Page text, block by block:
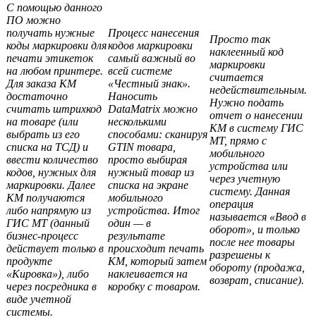
С помощью данного
ПО можно
получать нужные
коды маркировки для
печати этикеток
на любом принтере.
Для заказа КМ
достаточно
считать штрихкод
на товаре (или
выбрать из его
списка на ТСД) и
ввести количество
кодов, нужных для
маркировки. Далее
КМ получаются
либо напрямую из
ГИС МТ (данный
бизнес-процесс
действует только в
продукте
«Кировка»), либо
через посредника в
виде учетной
системы.
Процесс нанесения
кодов маркировки
самый важный во
всей системе
«Честный знак».
Наносить
DataMatrix можно
несколькими
способами: сканируя
GTIN товара,
просто выбирая
нужный товар из
списка на экране
мобильного
устройства. Итог
один — в
результате
происходит печать
КМ, который затем
наклеивается на
коробку с товаром.
Просто так
наклеенный код
маркировки
считается
недействительным.
Нужно подать
отчет о нанесении
КМ в систему ГИС
МТ, прямо с
мобильного
устройства или
через учетную
систему. Данная
операция
называется «Ввод в
оборот», и только
после нее товары
разрешены к
обороту (продажа,
возврат, списание).